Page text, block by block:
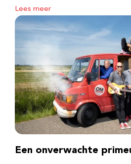
Lees meer
Een onverwachte